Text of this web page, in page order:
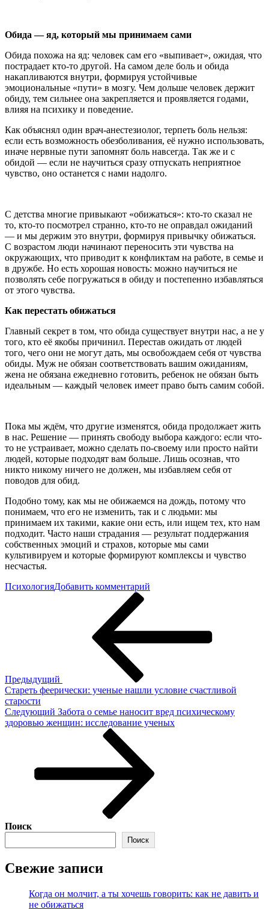
Обида — яд, который мы принимаем сами
Обида похожа на яд: человек сам его «выпивает», ожидая, что
пострадает кто-то другой. На самом деле боль и обида
накапливаются внутри, формируя устойчивые
эмоциональные «пути» в мозгу. Чем дольше человек держит
обиду, тем сильнее она закрепляется и проявляется годами,
влияя на психику и поведение.
Как объяснял один врач-анестезиолог, терпеть боль нельзя:
если есть возможность обезболивания, её нужно использовать,
иначе нервные пути запомнят боль навсегда. Так же и с
обидой — если не научиться сразу отпускать неприятное
чувство, оно останется с нами надолго.
С детства многие привыкают «обижаться»: кто-то сказал не
то, кто-то посмотрел странно, кто-то не оправдал ожиданий
— и мы держим это внутри, формируя привычку обижаться.
С возрастом люди начинают переносить эти чувства на
окружающих, что приводит к конфликтам на работе, в семье и
в дружбе. Но есть хорошая новость: можно научиться не
позволять себе погружаться в обиду и постепенно избавляться
от этого чувства.
Как перестать обижаться
Главный секрет в том, что обида существует внутри нас, а не у
того, кто её якобы причинил. Перестав ожидать от людей
того, чего они не могут дать, мы освобождаем себя от чувства
обиды. Муж не обязан соответствовать вашим ожиданиям,
жена не обязана ежедневно готовить, ребенок не обязан быть
идеальным — каждый человек имеет право быть самим собой.
Пока мы ждём, что другие изменятся, обида продолжает жить
в нас. Решение — принять свободу выбора каждого: если что-
то не устраивает, можно сделать по-своему или просто найти
людей, которые подходят вам больше. Лишь осознав, что
никто никому ничего не должен, мы избавляем себя от
поводов для обид.
Подобно тому, как мы не обижаемся на дождь, потому что
понимаем, что его не изменить, так и с людьми: мы
принимаем их такими, какие они есть, или ищем тех, кто нам
подходит. Часто наши страдания — результат поддержания
собственных эмоций и страхов, которые мы сами
культивируем и которые формируют комплексы и чувство
несчастья.
ПсихологияДобавить комментарий
чем
Предыдущий
Стареть феерически: ученые нашли условие счастливой
старости
Следующая
запись
Следующий Забота о семье наносит вред психическому
здоровью женщин: исследование ученых
Поиск
Поиск
Свежие записи
Когда он молчит, а ты хочешь говорить: как не давить и
не обижаться